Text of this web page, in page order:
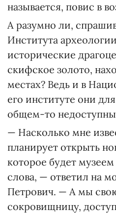
называется, повис в
А разумно ли,
Института
исторические
скифское золото,
местах? Ведь и в
его институте они
общем-то
— Насколько мне
планирует открыть
которое будет
слова, — ответил на
Петрович. — А мы
сокровищницу,